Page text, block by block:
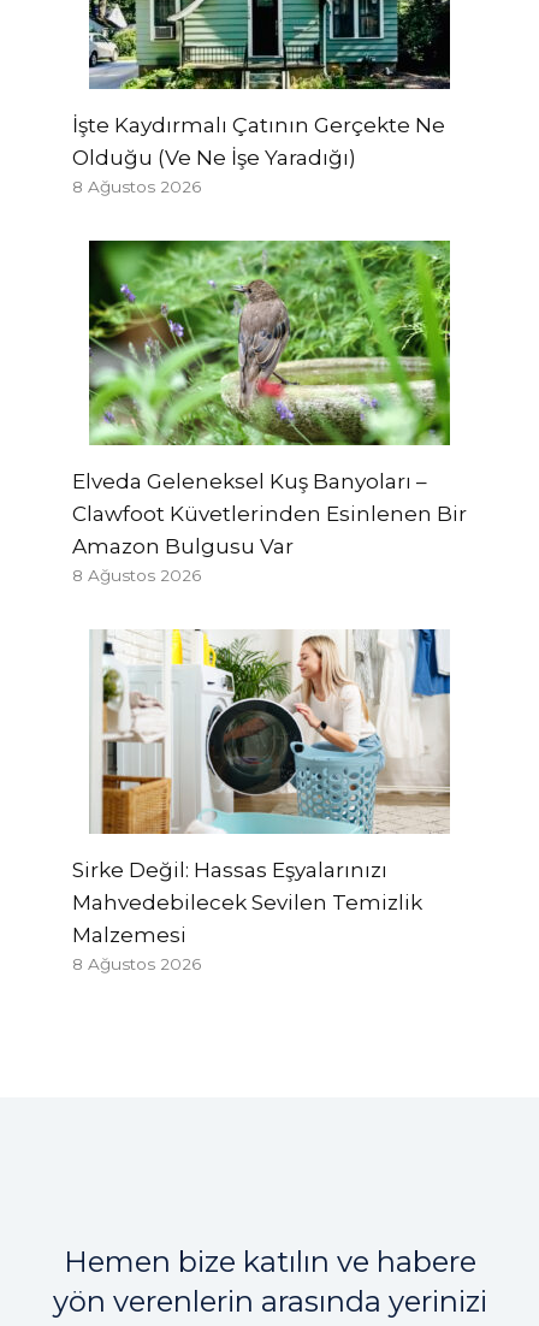
İşte Kaydırmalı Çatının Gerçekte Ne
Olduğu (Ve Ne İşe Yaradığı)
8 Ağustos 2026
Elveda Geleneksel Kuş Banyoları –
Clawfoot Küvetlerinden Esinlenen Bir
Amazon Bulgusu Var
8 Ağustos 2026
Sirke Değil: Hassas Eşyalarınızı
Mahvedebilecek Sevilen Temizlik
Malzemesi
8 Ağustos 2026
Hemen bize katılın ve habere
yön verenlerin arasında yerinizi